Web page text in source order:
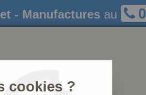
- Manufactures au
cookies ?